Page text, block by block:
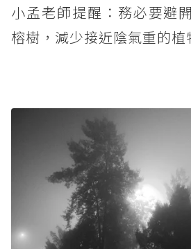
小孟老師提醒：務必要避
榕樹，減少接近陰氣重的植